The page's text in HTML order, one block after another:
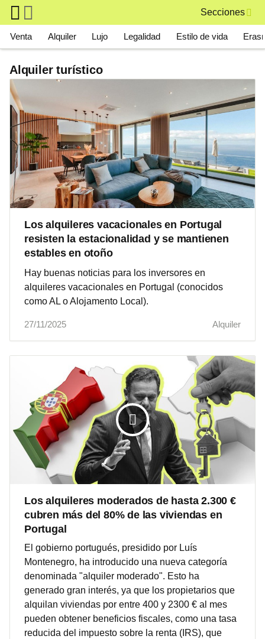
Skip to main content
Secciones
Main navigation
Venta Alquiler Lujo Legalidad Estilo de vida
Alquiler turístico
Los alquileres vacacionales en Portugal
resisten la estacionalidad y se mantienen
estables en otoño
Hay buenas noticias para los inversores en
alquileres vacacionales en Portugal (conocidos
como AL o Alojamento Local).
27/11/2025 Alquiler
Los alquileres moderados de hasta 2.300 €
cubren más del 80% de las viviendas en
Portugal
El gobierno portugués, presidido por Luís
Montenegro, ha introducido una nueva categoría
denominada "alquiler moderado". Esto ha
generado gran interés, ya que los propietarios que
alquilan viviendas por entre 400 y 2300 € al mes
pueden obtener beneficios fiscales, como una tasa
reducida del impuesto sobre la renta (IRS), que